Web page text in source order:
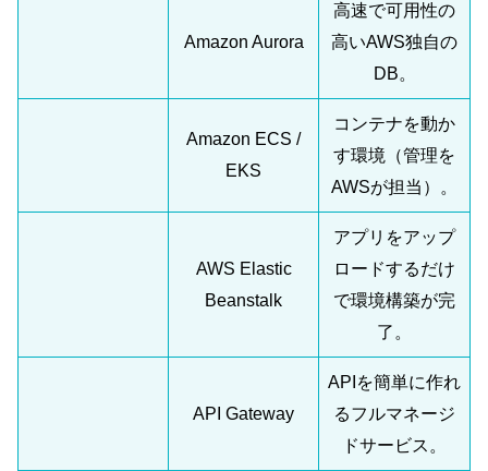
Amazon Aurora
高速で可用性の
高いAWS独自の
DB。
Amazon ECS /
EKS
コンテナを動か
す環境（管理を
AWSが担当）。
AWS Elastic
Beanstalk
アプリをアップ
ロードするだけ
で環境構築が完
了。
API Gateway
APIを簡単に作れ
るフルマネージ
ドサービス。